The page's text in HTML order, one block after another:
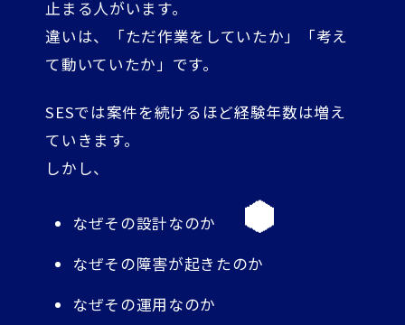
止まる人がいます。
違いは、「ただ作業をしていたか」「考え
て動いていたか」です。
SESでは案件を続けるほど経験年数は増え
ていきます。
しかし、
なぜその設計なのか
なぜその障害が起きたのか
なぜその運用なのか